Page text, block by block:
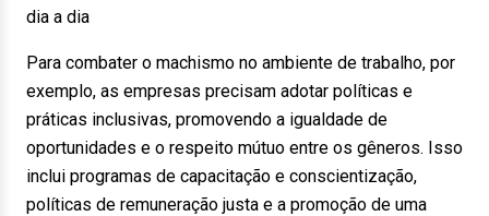
dia a dia
Para combater o machismo no ambiente de trabalho, por
exemplo, as empresas precisam adotar políticas e
práticas inclusivas, promovendo a igualdade de
oportunidades e o respeito mútuo entre os gêneros. Isso
inclui programas de capacitação e conscientização,
políticas de remuneração justa e a promoção de uma